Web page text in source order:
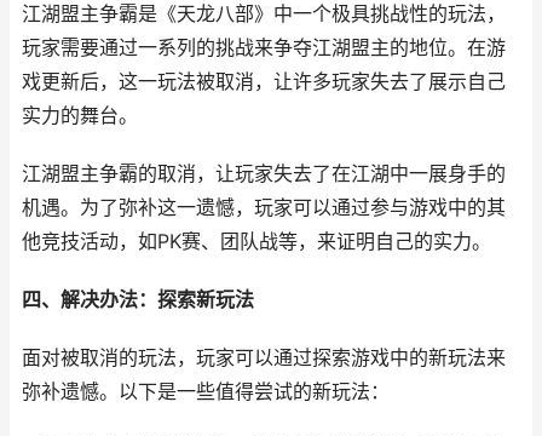
江湖盟主争霸是《天龙八部》中一个极具挑战性的玩法，
玩家需要通过一系列的挑战来争夺江湖盟主的地位。在游
戏更新后，这一玩法被取消，让许多玩家失去了展示自己
实力的舞台。
江湖盟主争霸的取消，让玩家失去了在江湖中一展身手的
机遇。为了弥补这一遗憾，玩家可以通过参与游戏中的其
他竞技活动，如PK赛、团队战等，来证明自己的实力。
四、解决办法：探索新玩法
面对被取消的玩法，玩家可以通过探索游戏中的新玩法来
弥补遗憾。以下是一些值得尝试的新玩法：